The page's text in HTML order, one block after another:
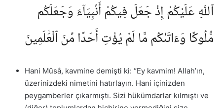
ٱللَّهِ عَلَيْكُمْ إِذْ جَعَلَ فِيكُمْ أَنۢبِيَآءَ وَجَعَلَكُم
مُّلُوكًا وَءَاتَىٰكُم مَّا لَمْ يُؤْتِ أَحَدًا مِّنَ ٱلْعَٰلَمِينَ
Hani Mûsâ, kavmine demişti ki: “Ey kavmim! Allah’ın,
üzerinizdeki nimetini hatırlayın. Hani içinizden
peygamberler çıkarmıştı. Sizi hükümdarlar kılmıştı ve